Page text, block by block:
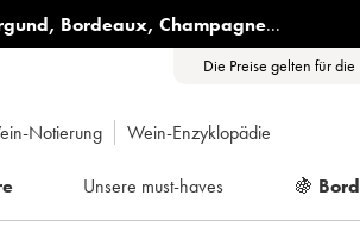
, Bordeaux, Champagne...
Die Preise gelten für
Notierung Wein-Enzyklopädie
Unsere must-haves 🍇